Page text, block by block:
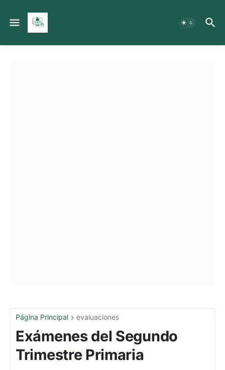
Página Principal evaluaciones
Exámenes del Segundo
Trimestre Primaria